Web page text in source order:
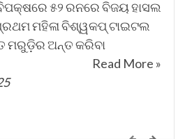
ସଶକ୍ତିକରଣ’ କୁ ପାଥେୟ କରି
କାର୍ଯ୍ୟକ୍ରମ ମଧ୍ୟ ଅନୁଷ୍ଠିତ
ମହିଳାଙ୍କ ଅବଦାନକୁ
।
୫୨ ରନରେ ବିଜୟ ହାସଲ
ମହିଳା ବିଶ୍ୱକପ୍ ଟାଇଟଲ
ମରୁଡ଼ିର ଅନ୍ତ କରିବା
Read More »